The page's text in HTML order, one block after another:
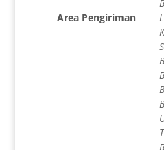
Area Pengiriman